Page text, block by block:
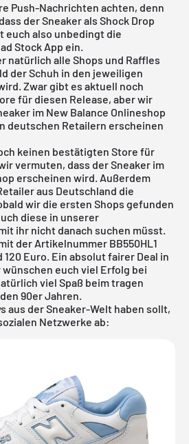
Push-Nachrichten achten, denn
der Sneaker als Shock Drop
euch also unbedingt die
Stock App ein.
natürlich alle Shops und Raffles
der Schuh in den jeweiligen
Zwar gibt es aktuell noch
für diesen Release, aber wir
im New Balance Onlineshop
deutschen Retailern erscheinen
keinen bestätigten Store für
vermuten, dass der Sneaker im
erscheinen wird. Außerdem
aus Deutschland die
wir die ersten Shops gefunden
diese in unserer
ihr nicht danach suchen müsst.
der Artikelnummer BB550HL1
Euro. Ein absolut fairer Deal in
euch viel Erfolg bei
viel Spaß beim tragen
90er Jahren.
aus der Sneaker-Welt haben sollt,
Netzwerke ab: